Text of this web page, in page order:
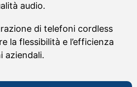
audio.
di telefoni cordless
la flessibilità e l’efficienza
aziendali.